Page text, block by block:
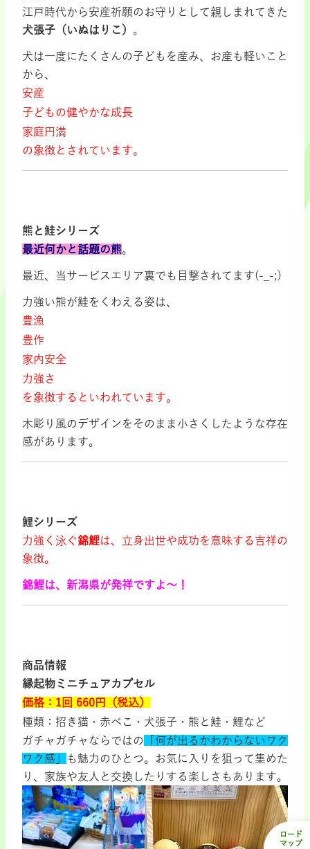
江戸時代から安産祈願のお守りとして親しまれてきた
犬張子（いぬはりこ） 。
犬は一度にたくさんの子どもを産み、お産も軽いこと
から、
安産
子どもの健やかな成長
家庭円満
の象徴とされています。
熊と鮭シリーズ
最近何かと話題の熊。
最近、当サービスエリア裏でも目撃されてます(-_-;)
力強い熊が鮭をくわえる姿は、
豊漁
豊作
家内安全
力強さ
を象徴するといわれています。
木彫り風のデザインをそのまま小さくしたような存在
感があります。
鯉シリーズ
力強く泳ぐ錦鯉は、立身出世や成功を意味する吉祥の
象徴。
錦鯉は、新潟県が発祥ですよ～！
商品情報
縁起物ミニチュアカプセル
価格：1回 660円（税込）
種類：招き猫・赤べこ・犬張子・熊と鮭・鯉など
ガチャガチャならではの 「何が出るかわからないワク
ワク感」
も魅力のひとつ。お気に入りを狙って集めた
り、家族や友人と交換したりする楽しさもあります。
ロード
マップ